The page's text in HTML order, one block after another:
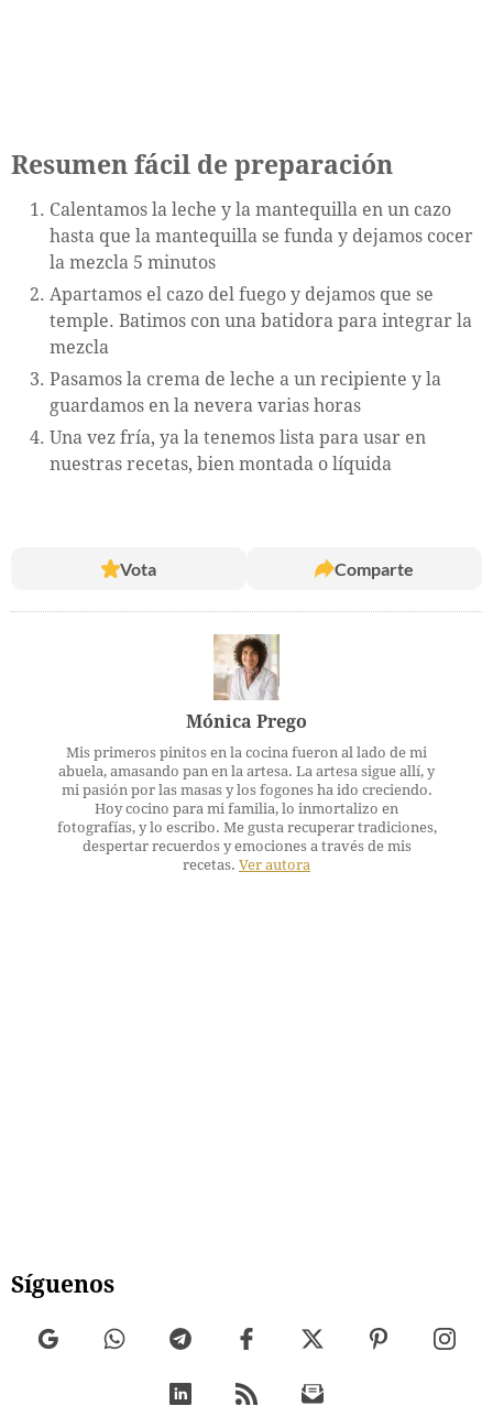
Resumen fácil de preparación
Calentamos la leche y la mantequilla en un cazo
hasta que la mantequilla se funda y dejamos cocer
la mezcla 5 minutos
Apartamos el cazo del fuego y dejamos que se
temple. Batimos con una batidora para integrar la
mezcla
Pasamos la crema de leche a un recipiente y la
guardamos en la nevera varias horas
Una vez fría, ya la tenemos lista para usar en
nuestras recetas, bien montada o líquida
Vota Comparte
Mónica Prego
Mis primeros pinitos en la cocina fueron al lado de mi
abuela, amasando pan en la artesa. La artesa sigue allí, y
mi pasión por las masas y los fogones ha ido creciendo.
Hoy cocino para mi familia, lo inmortalizo en
fotografías, y lo escribo. Me gusta recuperar tradiciones,
despertar recuerdos y emociones a través de mis
recetas. Ver autora
Síguenos